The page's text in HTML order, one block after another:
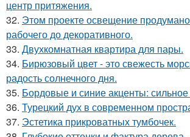
центр притяжения.
32. Этом проекте освещение
рабочего до декоративного.
33. Двухкомнатная квартира для пары.
34. Бирюзовый цвет - это свежесть
радость солнечного дня.
35. Бордовые и синие акценты: сильное
36. Турецкий дух в современном
37. Эстетика прикроватных тумбочек.